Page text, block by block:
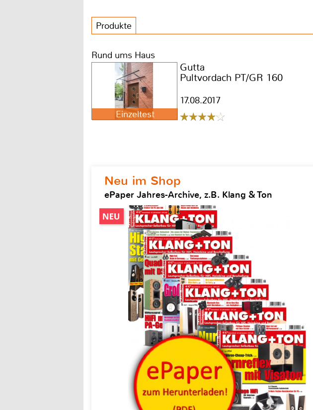
Produkte
Rund ums Haus
Einzeltest
Gutta
Pultvordach PT/GR 160
17.08.2017
Neu im Shop
ePaper Jahres-Archive, z.B. Klang & Ton